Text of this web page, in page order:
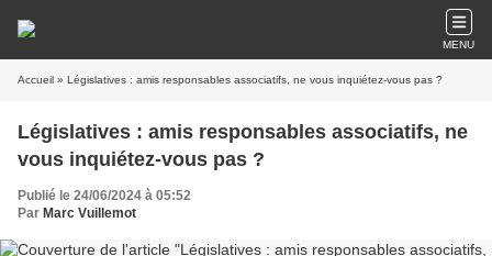
MENU
Accueil » Législatives : amis responsables associatifs, ne vous inquiétez-vous pas ?
Législatives : amis responsables associatifs, ne
vous inquiétez-vous pas ?
Publié le 24/06/2024 à 05:52
Par Marc Vuillemot